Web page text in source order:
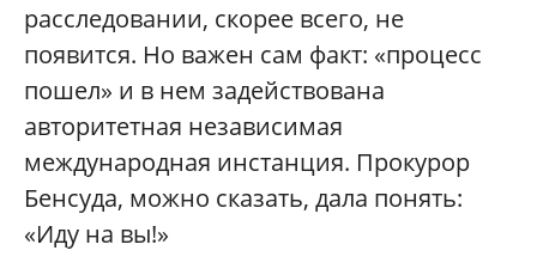
расследовании, скорее всего, не
появится. Но важен сам факт: «процесс
пошел» и в нем задействована
авторитетная независимая
международная инстанция. Прокурор
Бенсуда, можно сказать, дала понять:
«Иду на вы!»